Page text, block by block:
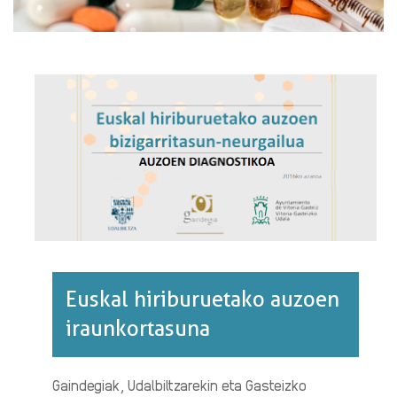
Euskal hiriburuetako auzoen
iraunkortasuna
Gaindegiak, Udalbiltzarekin eta Gasteizko